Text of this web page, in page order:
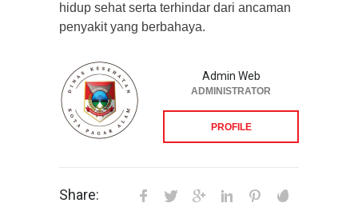
hidup sehat serta terhindar dari ancaman
penyakit yang berbahaya.
Admin Web
ADMINISTRATOR
PROFILE
Share: